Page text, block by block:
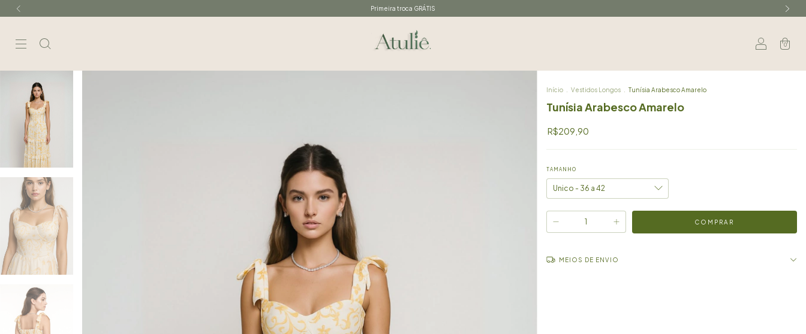
Primeira troca GRÁTIS
0
Início Vestidos Longos Tunísia Arabesco Amarelo
Tunísia Arabesco Amarelo
R$209,90
TAMANHO
MEIOS DE ENVIO